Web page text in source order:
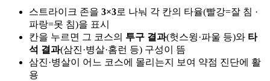
스트라이크 존을 3×3로 나눠 각 칸의 타율(빨강=잘 침 ·
파랑=못 침)을 표시
칸을 누르면 그 코스의 투구 결과(헛스윙·파울 등)와 타
석 결과(삼진·병살·홈런 등) 구성이 뜸
삼진·병살이 어느 코스에 몰리는지 보여 약점 진단에 활
용